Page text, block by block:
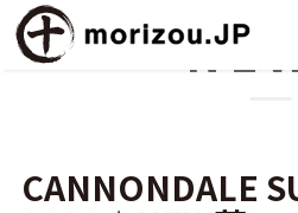
CANNONDALE